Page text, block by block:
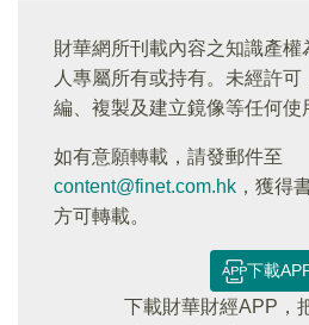
財華網所刊載內容之知識產權
人專屬所有或持有。未經許
編、複製及建立鏡像等任何使
如有意願轉載，請發郵件至
content@finet.com.hk ，獲得
方可轉載。
下載
下載財華財經APP，